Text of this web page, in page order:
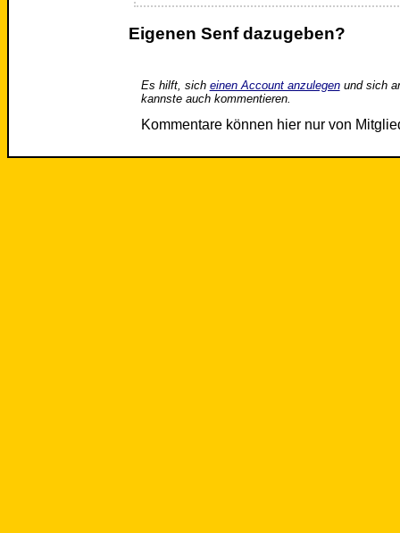
Eigenen Senf dazugeben?
Es hilft, sich einen Account anzulegenund sich
kannste auch kommentieren.
Kommentare können hier nur von